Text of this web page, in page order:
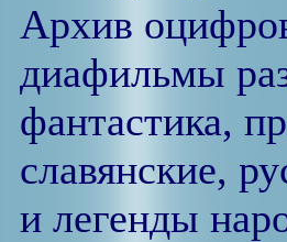
Архив
диафильмы
фантастика,
славянские,
и легенды